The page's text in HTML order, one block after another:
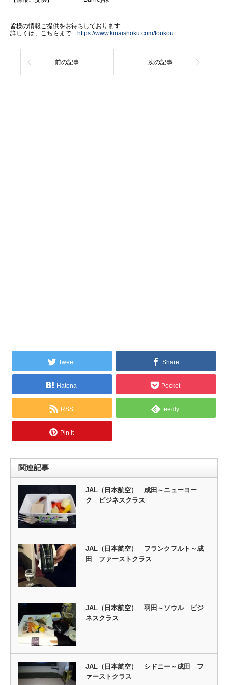
皆様の情報ご提供をお待ちしております
詳しくは、こちらまで https://www.kinaishoku.com/toukou
前の記事 次の記事
Tweet Share
Hatena Pocket
RSS feedly
Pin it
関連記事
JAL（日本航空） 成田～ニューヨー
ク ビジネスクラス
JAL（日本航空） フランクフルト～成
田 ファーストクラス
JAL（日本航空） 羽田～ソウル ビジ
ネスクラス
JAL（日本航空） シドニー～成田 フ
ァーストクラス